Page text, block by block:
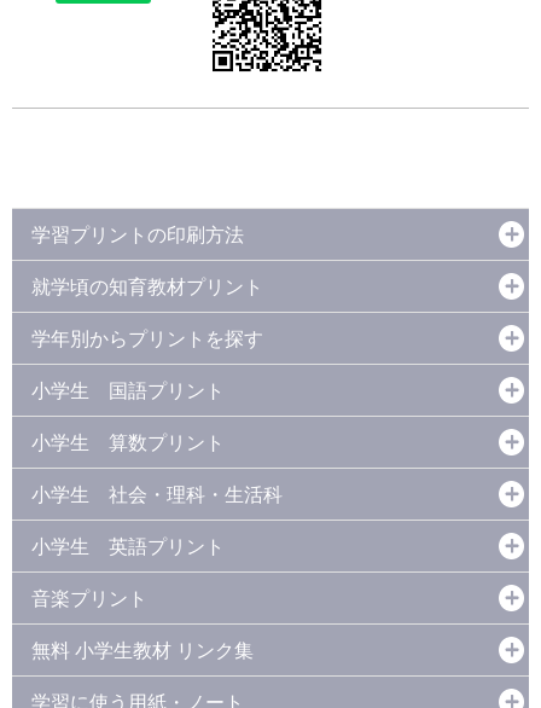
学習プリントの印刷方法
就学頃の知育教材プリント
学年別からプリントを探す
小学生 国語プリント
小学生 算数プリント
小学生 社会・理科・生活科
小学生 英語プリント
音楽プリント
無料 小学生教材 リンク集
学習に使う用紙・ノート